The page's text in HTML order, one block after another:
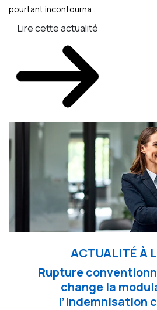
pourtant incontourna...
Lire cette actualité
ACTUALITÉ À
Rupture
change la
l’indemnisation